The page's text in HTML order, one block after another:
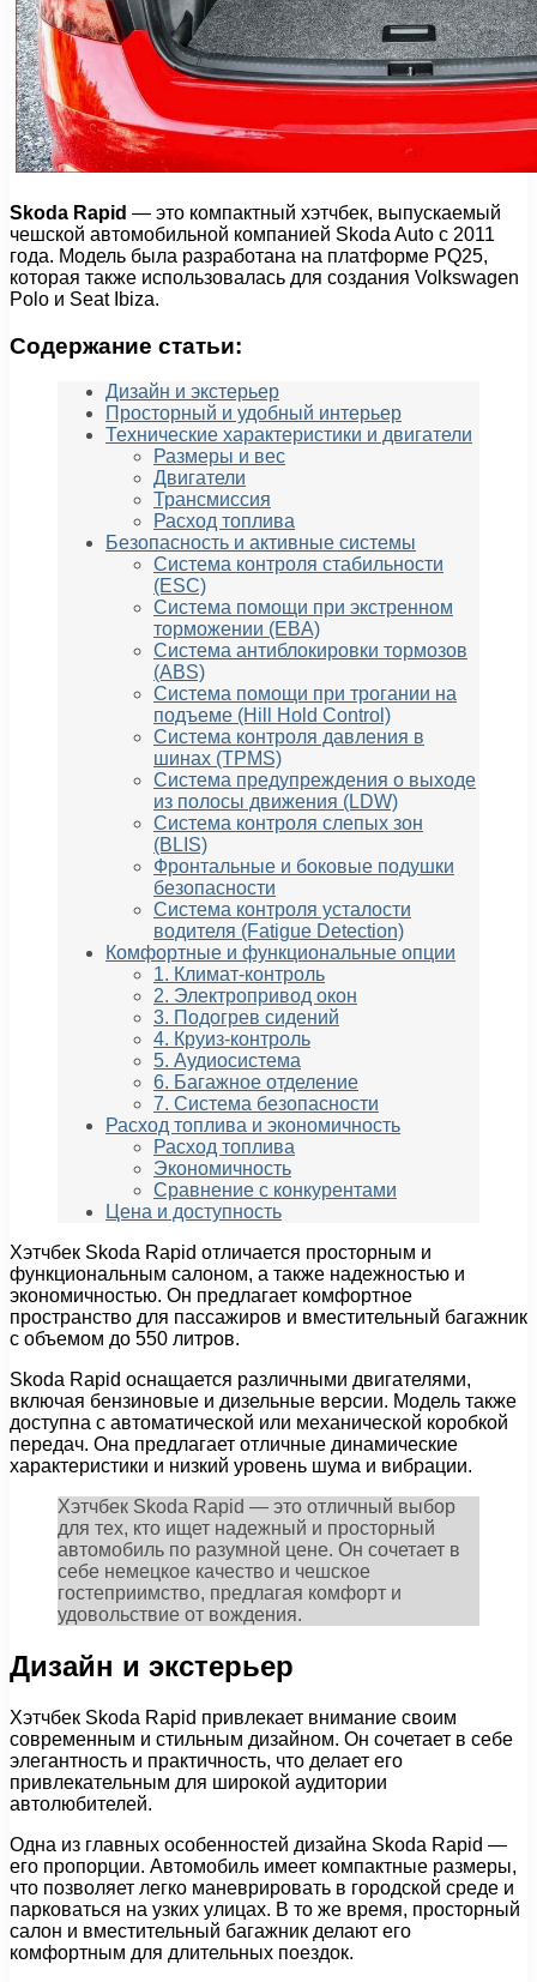
Skoda Rapid — это компактный хэтчбек, выпускаемый
чешской автомобильной компанией Skoda Auto с 2011
года. Модель была разработана на платформе PQ25,
которая также использовалась для создания Volkswagen
Polo и Seat Ibiza.
Содержание статьи:
Дизайн и экстерьер
Просторный и удобный интерьер
Технические характеристики и двигатели
Размеры и вес
Двигатели
Трансмиссия
Расход топлива
Безопасность и активные системы
Система контроля стабильности
(ESC)
Система помощи при экстренном
торможении (EBA)
Система антиблокировки тормозов
(ABS)
Система помощи при трогании на
подъеме (Hill Hold Control)
Система контроля давления в
шинах (TPMS)
Система предупреждения о выходе
из полосы движения (LDW)
Система контроля слепых зон
(BLIS)
Фронтальные и боковые подушки
безопасности
Система контроля усталости
водителя (Fatigue Detection)
Комфортные и функциональные опции
1. Климат-контроль
2. Электропривод окон
3. Подогрев сидений
4. Круиз-контроль
5. Аудиосистема
6. Багажное отделение
7. Система безопасности
Расход топлива и экономичность
Расход топлива
Экономичность
Сравнение с конкурентами
Цена и доступность
Хэтчбек Skoda Rapid отличается просторным и
функциональным салоном, а также надежностью и
экономичностью. Он предлагает комфортное
пространство для пассажиров и вместительный багажник
с объемом до 550 литров.
Skoda Rapid оснащается различными двигателями,
включая бензиновые и дизельные версии. Модель также
доступна с автоматической или механической коробкой
передач. Она предлагает отличные динамические
характеристики и низкий уровень шума и вибрации.
Хэтчбек Skoda Rapid — это отличный выбор
для тех, кто ищет надежный и просторный
автомобиль по разумной цене. Он сочетает в
себе немецкое качество и чешское
гостеприимство, предлагая комфорт и
удовольствие от вождения.
Дизайн и экстерьер
Хэтчбек Skoda Rapid привлекает внимание своим
современным и стильным дизайном. Он сочетает в себе
элегантность и практичность, что делает его
привлекательным для широкой аудитории
автолюбителей.
Одна из главных особенностей дизайна Skoda Rapid —
его пропорции. Автомобиль имеет компактные размеры,
что позволяет легко маневрировать в городской среде и
парковаться на узких улицах. В то же время, просторный
салон и вместительный багажник делают его
комфортным для длительных поездок.